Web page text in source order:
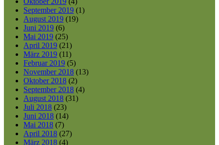
September 2019 (1)
August 2019 (19)
Juni 2019 (6)
Mai 2019 (25)
April 2019 (21)
März 2019 (11)
Februar 2019 (5)
November 2018 (13)
Oktober 2018 (2)
September 2018 (4)
August 2018 (31)
Juli 2018 (23)
Juni 2018 (14)
Mai 2018 (7)
April 2018 (27)
März 2018 (4)